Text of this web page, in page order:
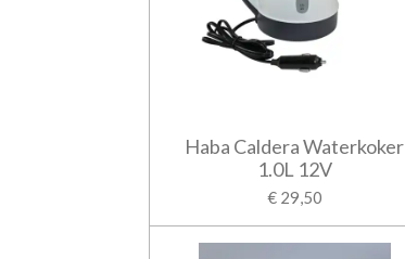
Haba Caldera Waterkoker
1.0L 12V
€ 29,50